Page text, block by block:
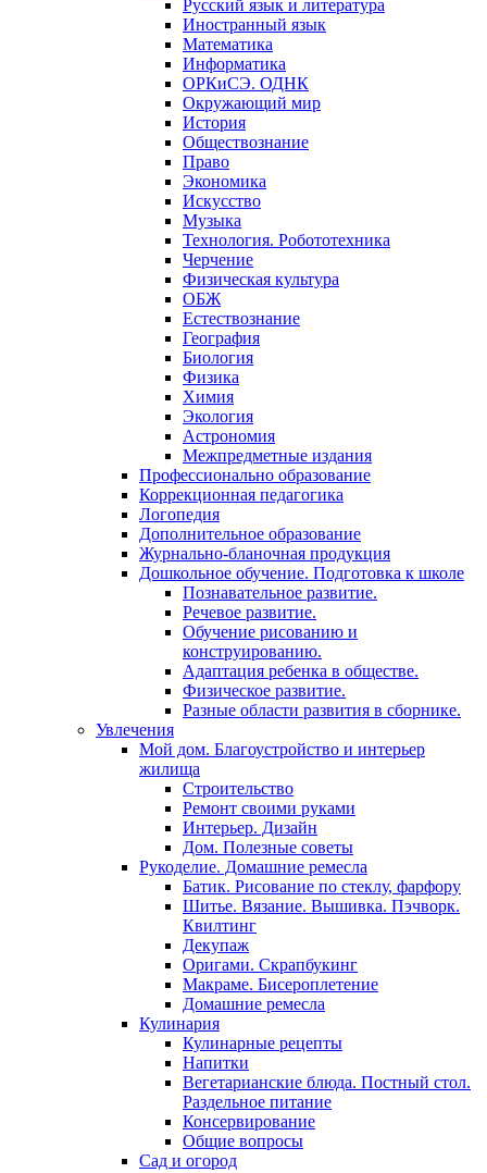
Русский язык и литература
Иностранный язык
Математика
Информатика
ОРКиСЭ. ОДНК
Окружающий мир
История
Обществознание
Право
Экономика
Искусство
Музыка
Технология. Робототехника
Черчение
Физическая культура
ОБЖ
Естествознание
География
Биология
Физика
Химия
Экология
Астрономия
Межпредметные издания
Профессионально образование
Коррекционная педагогика
Логопедия
Дополнительное образование
Журнально-бланочная продукция
Дошкольное обучение. Подготовка к школе
Познавательное развитие.
Речевое развитие.
Обучение рисованию и
конструированию.
Адаптация ребенка в обществе.
Физическое развитие.
Разные области развития в сборнике.
Увлечения
Мой дом. Благоустройство и интерьер
жилища
Строительство
Ремонт своими руками
Интерьер. Дизайн
Дом. Полезные советы
Рукоделие. Домашние ремесла
Батик. Рисование по стеклу, фарфору
Шитье. Вязание. Вышивка. Пэчворк.
Квилтинг
Декупаж
Оригами. Скрапбукинг
Макраме. Бисероплетение
Домашние ремесла
Кулинария
Кулинарные рецепты
Напитки
Вегетарианские блюда. Постный стол.
Раздельное питание
Консервирование
Общие вопросы
Сад и огород